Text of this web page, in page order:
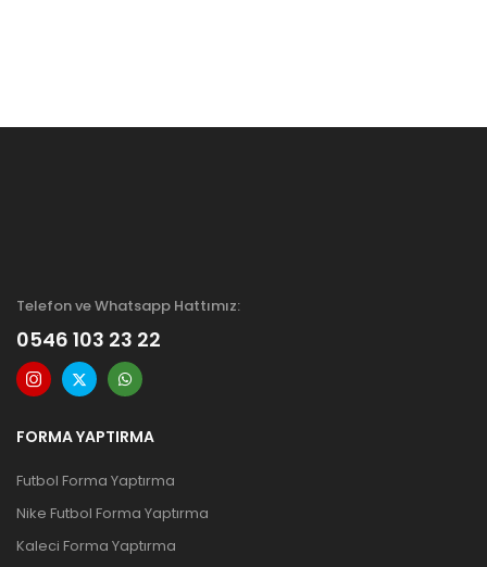
Telefon ve Whatsapp Hattımız:
0546 103 23 22
FORMA YAPTIRMA
Futbol Forma Yaptırma
Nike Futbol Forma Yaptırma
Kaleci Forma Yaptırma